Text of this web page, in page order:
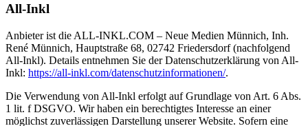
All-Inkl
Anbieter ist die ALL-INKL.COM – Neue Medien Münnich, Inh.
René Münnich, Hauptstraße 68, 02742 Friedersdorf (nachfolgend
All-Inkl). Details entnehmen Sie der Datenschutzerklärung von All-
Inkl: https://all-inkl.com/datenschutzinformationen/.
Die Verwendung von All-Inkl erfolgt auf Grundlage von Art. 6 Abs.
1 lit. f DSGVO. Wir haben ein berechtigtes Interesse an einer
möglichst zuverlässigen Darstellung unserer Website. Sofern eine